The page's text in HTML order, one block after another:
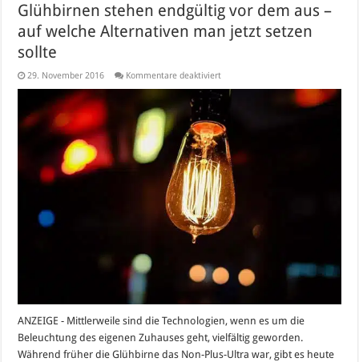
Glühbirnen stehen endgültig vor dem aus –
auf welche Alternativen man jetzt setzen
sollte
29. November 2016 Kommentare deaktiviertfür
stehen
dem
aus
–
auf
welche
Alternativen
man
jetzt
setzen
sollte
ANZEIGE - Mittlerweile sind die Technologien, wenn es um die
Beleuchtung des eigenen Zuhauses geht, vielfältig geworden.
Während früher die Glühbirne das Non-Plus-Ultra war, gibt es heute